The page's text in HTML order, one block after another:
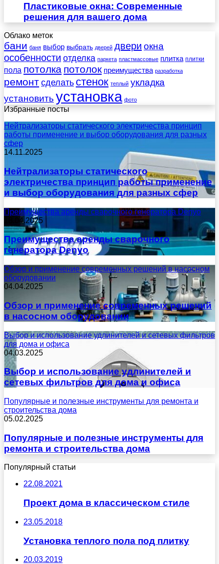
Пластиковые окна: Современные
решения для вашего дома
Облако меток
бани баня выбор выбрать дверей двери окна
особенности отделка паркета пластмассовые плитка плитки
пола потолка потолок преимущества разработка
ремонт сделать стенок теплый укладка
установить установка фото
Избранные посты
Нейтрализаторы статического электричества принцип
работы применение и выбор оборудования для разных
сфер
14.11.2025
Нейтрализаторы статического
электричества принцип работы применение
и выбор оборудования для разных сфер
Преимущества аренды сварочного генератора Denyo
18.04.2025
Преимущества аренды сварочного
генератора Denyo
Обзор и применение современных решений в насосном
оборудовании
04.04.2025
Обзор и применение современных решений
в насосном оборудовании
Выбор и использование удлинителей и сетевых фильтров
для дома и офиса
04.03.2025
Выбор и использование удлинителей и
сетевых фильтров для дома и офиса
Популярные и полезные инструменты для ремонта и
строительства дома
05.02.2025
Популярные и полезные инструменты для
ремонта и строительства дома
Популярный статьи
22.08.2021
Проект дома в классическом стиле
23.05.2018
Установка теплого пола под плитку
20.03.2019